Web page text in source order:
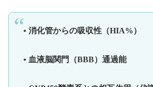
• 消化管からの吸収性（HIA%）
• 血液脳関門（BBB）通過能